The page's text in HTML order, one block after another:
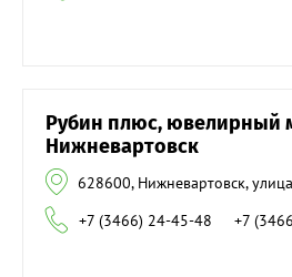
Рубин плюс, ювелирный
Нижневартовск
628600, Нижневартовск,
+7 (3466) 24-45-48
+7